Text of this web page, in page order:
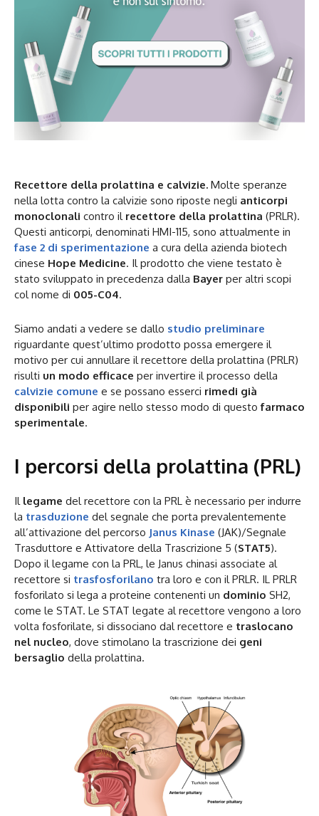
Recettore della prolattina e calvizie. Molte speranze
nella lotta contro la calvizie sono riposte negli anticorpi
monoclonali contro ilrecettore della prolattina (PRLR).
Questi anticorpi, denominati HMI-115, sono attualmente in
fase 2 di sperimentazione a cura della azienda biotech
cinese Hope Medicine. Il prodotto che viene testato è
stato sviluppato in precedenza dalla Bayer per altri scopi
col nome di 005-C04.
Siamo andati a vedere se dallo studio preliminare
riguardante quest’ultimo prodotto possa emergere il
motivo per cui annullare il recettore della prolattina (PRLR)
risulti un modo efficace per invertire il processo della
calvizie comune e se possano esserci rimedi già
disponibili per agire nello stesso modo di questo farmaco
sperimentale.
I percorsi della prolattina (PRL)
Il legame del recettore con la PRL è necessario per indurre
la trasduzione del segnale che porta prevalentemente
all’attivazione del percorso Janus Kinase (JAK)/Segnale
Trasduttore e Attivatore della Trascrizione 5 (STAT5).
Dopo il legame con la PRL, le Janus chinasi associate al
recettore si trasfosforilano tra loro e con il PRLR. IL PRLR
fosforilato si lega a proteine contenenti un dominio SH2,
come le STAT. Le STAT legate al recettore vengono a loro
volta fosforilate, si dissociano dal recettore e traslocano
nel nucleo, dove stimolano la trascrizione dei geni
bersaglio della prolattina.